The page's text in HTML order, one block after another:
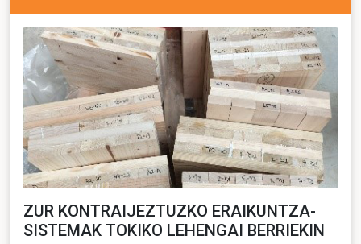
ZUR KONTRAIJEZTUZKO ERAIKUNTZA-
SISTEMAK TOKIKO LEHENGAI BERRIEKIN